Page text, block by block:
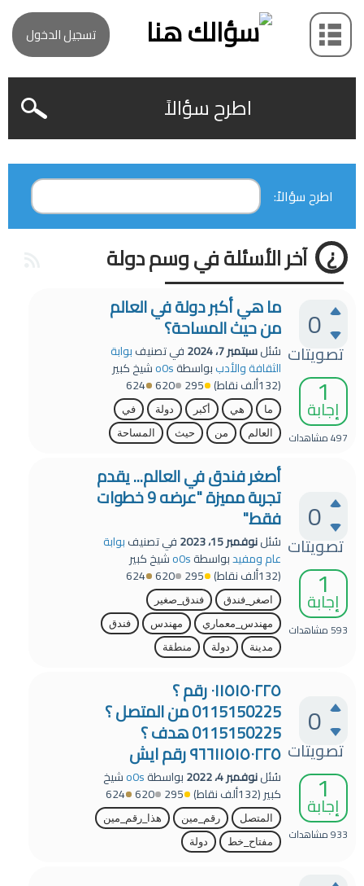
تسجيل الدخول
اطرح سؤالاً
اطرح سؤالاً:
آخر الأسئلة في وسم دولة
0
تصويتات
1
إجابة
497مشاهدات
ما هي أكبر دولة في العالم
من حيث المساحة؟
سُئلسبتمبر 7، 2024 في تصنيفبوابة
الثقافة والأدببواسطةo0sشيخ كبير
(132ألف نقاط) 295
620
624
ما هي أكبر دولة
في
العالم
من حيث المساحة
0
تصويتات
1
إجابة
593مشاهدات
أصغر فندق في العالم... يقدم
تجربة مميزة "عرضه 9 خطوات
فقط"
سُئلنوفمبر 15، 2023 في تصنيفبوابة
عام ومفيدبواسطةo0sشيخ كبير
(132ألف نقاط) 295
620
624
اصغر_فندق
فندق_صغير
مهندس_معماري
مهندس
فندق
مدينة
دولة منطقة
0
تصويتات
1
إجابة
933مشاهدات
۰۱۱٥۱٥۰۲۲٥ رقم ؟
0115150225 من المتصل ؟
0115150225 هدف ؟
۹٦٦۱۱٥۱٥۰۲۲٥ رقم ايش
سُئلنوفمبر 4، 2022 بواسطةo0sشيخ
كبير(132ألف نقاط) 295
620
624
المتصل رقم_مين
هذا_رقم_مين
مفتاح_خط
دولة